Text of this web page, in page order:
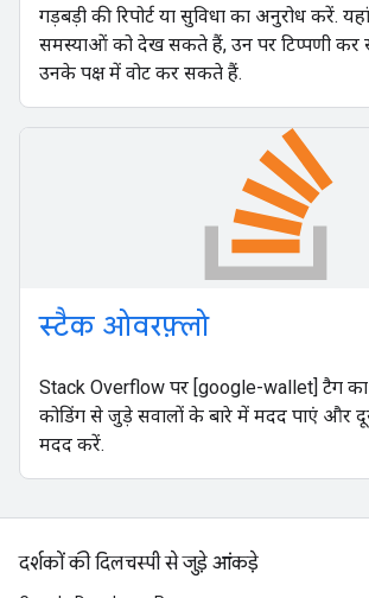
गड़बड़ी की रिपोर्ट या सुविधा का अनुरोध करें.
समस्याओं को देख सकते हैं, उन पर टिप्पणी
उनके पक्ष में वोट कर सकते हैं.
स्टैक ओवरफ़्लो
Stack Overflow पर [google-wallet] टैग
कोडिंग से जुड़े सवालों के बारे में मदद पाएं और
मदद करें.
दर्शकों की दिलचस्पी से जुड़े आंकड़े